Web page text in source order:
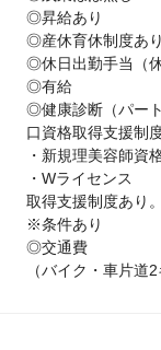
◎昇給あり
◎産休育休制度あり
◎休日出勤手当（
◎有給
◎健康診断（パート
口資格取得支援制
・新規理美容師資
・Wライセンス
取得支援制度あり。
※条件あり
◎交通費
（バイク・車片道